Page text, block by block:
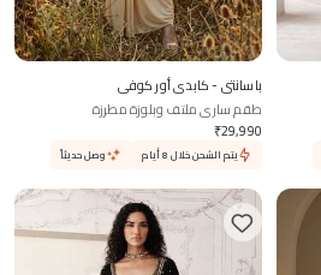
باسانتي - كابدي أور كوفي
طقم ساري ملتف وبلوزة مطرزة
₹29,990
يتم الشحن خلال 8 أيام وصل حديثاً